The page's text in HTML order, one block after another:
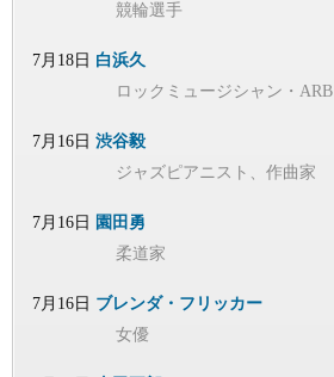
競輪選手
7月18日 白浜久
ロックミュージシャン・ARB
7月16日 渋谷毅
ジャズピアニスト、作曲家
7月16日 園田勇
柔道家
7月16日 ブレンダ・フリッカー
女優